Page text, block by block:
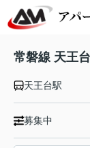
常磐線 天王
天王台駅
募集中